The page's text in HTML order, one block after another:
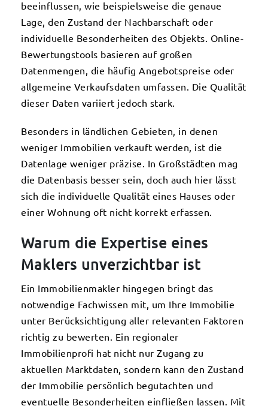
beeinflussen, wie beispielsweise die genaue
Lage, den Zustand der Nachbarschaft oder
individuelle Besonderheiten des Objekts. Online-
Bewertungstools basieren auf großen
Datenmengen, die häufig Angebotspreise oder
allgemeine Verkaufsdaten umfassen. Die Qualität
dieser Daten variiert jedoch stark.
Besonders in ländlichen Gebieten, in denen
weniger Immobilien verkauft werden, ist die
Datenlage weniger präzise. In Großstädten mag
die Datenbasis besser sein, doch auch hier lässt
sich die individuelle Qualität eines Hauses oder
einer Wohnung oft nicht korrekt erfassen.
Warum die Expertise eines
Maklers unverzichtbar ist
Ein Immobilienmakler hingegen bringt das
notwendige Fachwissen mit, um Ihre Immobilie
unter Berücksichtigung aller relevanten Faktoren
richtig zu bewerten. Ein regionaler
Immobilienprofi hat nicht nur Zugang zu
aktuellen Marktdaten, sondern kann den Zustand
der Immobilie persönlich begutachten und
eventuelle Besonderheiten einfließen lassen. Mit